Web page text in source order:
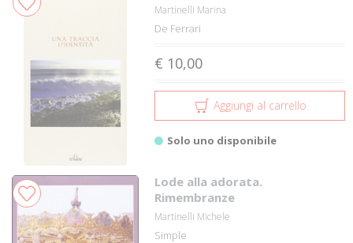
Martinelli Marina
De Ferrari
€ 10,00
Aggiungi al carrello
Solo uno disponibile
Lode alla adorata.
Rimembranze
Martinelli Michele
Simple